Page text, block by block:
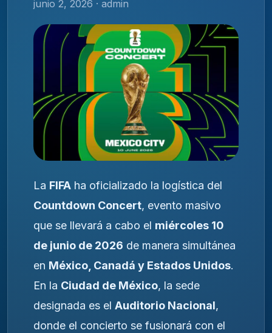
junio 2, 2026 · admin
La FIFA ha oficializado la logística del
Countdown Concert, evento masivo
que se llevará a cabo el miércoles 10
de junio de 2026 de manera simultánea
en México, Canadá y Estados Unidos.
En la Ciudad de México, la sede
designada es el Auditorio Nacional,
donde el concierto se fusionará con el